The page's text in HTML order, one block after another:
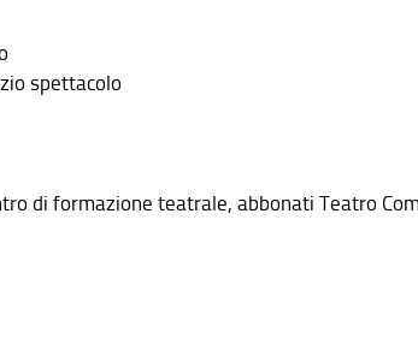
spettacolo
di formazione teatrale, abbonati Teatro